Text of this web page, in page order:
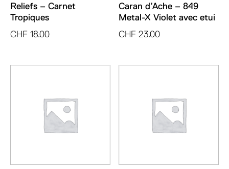
Reliefs – Carnet
Tropiques
CHF 18.00
Caran d’Ache – 849
Metal-X Violet avec etui
CHF 23.00